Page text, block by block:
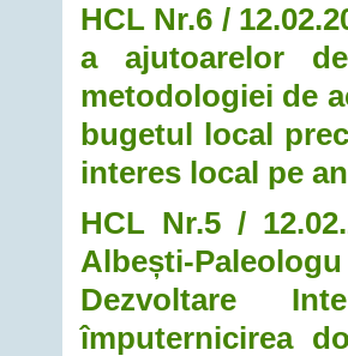
HCL Nr.6 /
a ajutoarelor
metodologiei de
bugetul local
interes local pe
HCL Nr.5 /
Albești-
Dezvoltare
împuternicirea